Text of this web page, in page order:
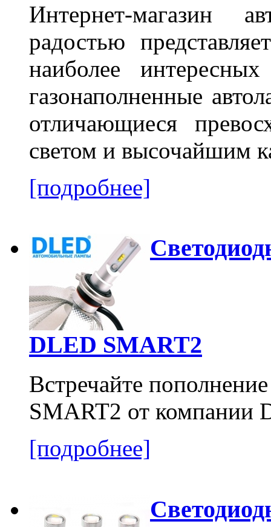
Интернет-магазин
радостью
наиболее
газонаполненные
отличающиеся
светом и высочайшим
[подробнее]
DLED SMART2
Встречайте
SMART2 от компании
[подробнее]